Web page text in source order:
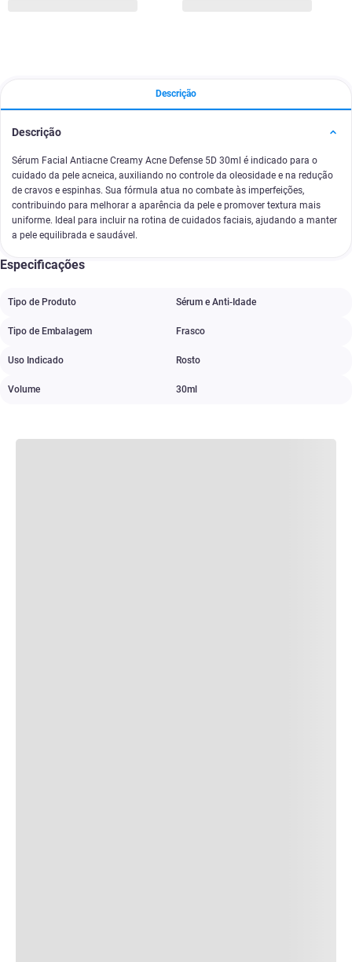
Descrição
Descrição
Sérum Facial Antiacne Creamy Acne Defense 5D 30ml é indicado para o
cuidado da pele acneica, auxiliando no controle da oleosidade e na redução
de cravos e espinhas. Sua fórmula atua no combate às imperfeições,
contribuindo para melhorar a aparência da pele e promover textura mais
uniforme. Ideal para incluir na rotina de cuidados faciais, ajudando a manter
a pele equilibrada e saudável.
Especificações
Tipo de Produto Sérum e Anti-Idade
Tipo de Embalagem Frasco
Uso Indicado Rosto
Volume 30ml